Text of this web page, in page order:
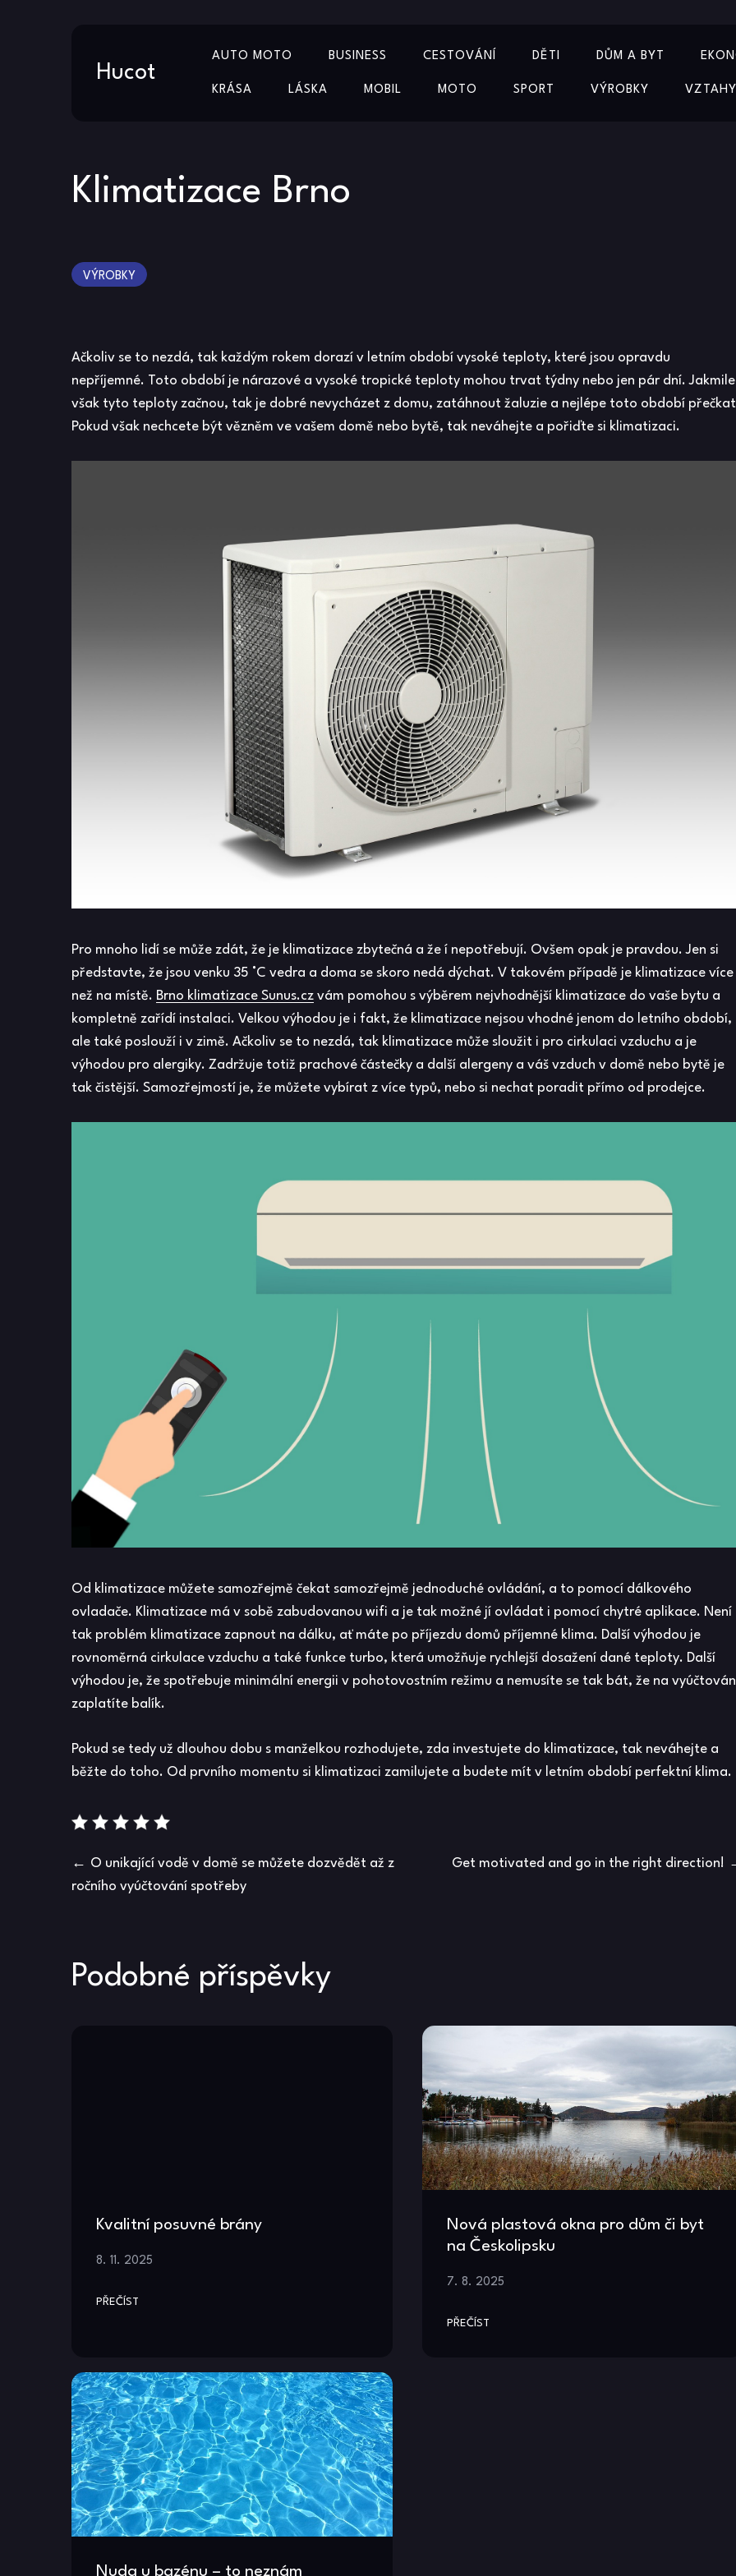
Hucot
AUTO MOTO BUSINESS CESTOVÁNÍ DĚTI DŮM A BYT
KRÁSA LÁSKA MOBIL MOTO SPORT VÝROBKY VZTAHY
Klimatizace Brno
VÝROBKY
Ačkoliv se to nezdá, tak každým rokem dorazí v letním období vysoké teploty, které jsou opravdu
nepříjemné. Toto období je nárazové a vysoké tropické teploty mohou trvat týdny nebo jen pár dní. Jakmile
však tyto teploty začnou, tak je dobré nevycházet z domu, zatáhnout žaluzie a nejlépe toto období
Pokud však nechcete být vězněm ve vašem domě nebo bytě, tak neváhejte a pořiďte si klimatizaci.
Pro mnoho lidí se může zdát, že je klimatizace zbytečná a že í nepotřebují. Ovšem opak je pravdou. Jen si
představte, že jsou venku 35 °C vedra a doma se skoro nedá dýchat. V takovém případě je klimatizace více
než na místě. Brno klimatizace Sunus.cz vám pomohou s výběrem nejvhodnější klimatizace do vaše bytu a
kompletně zařídí instalaci. Velkou výhodou je i fakt, že klimatizace nejsou vhodné jenom do letního období,
ale také poslouží i v zimě. Ačkoliv se to nezdá, tak klimatizace může sloužit i pro cirkulaci vzduchu a je
výhodou pro alergiky. Zadržuje totiž prachové částečky a další alergeny a váš vzduch v domě nebo bytě je
tak čistější. Samozřejmostí je, že můžete vybírat z více typů, nebo si nechat poradit přímo od prodejce.
Od klimatizace můžete samozřejmě čekat samozřejmě jednoduché ovládání, a to pomocí dálkového
ovladače. Klimatizace má v sobě zabudovanou wifi a je tak možné jí ovládat i pomocí chytré aplikace. Není
tak problém klimatizace zapnout na dálku, ať máte po příjezdu domů příjemné klima. Další výhodou je
rovnoměrná cirkulace vzduchu a také funkce turbo, která umožňuje rychlejší dosažení dané teploty. Další
výhodou je, že spotřebuje minimální energii v pohotovostním režimu a nemusíte se tak bát, že na
zaplatíte balík.
Pokud se tedy už dlouhou dobu s manželkou rozhodujete, zda investujete do klimatizace, tak neváhejte a
běžte do toho. Od prvního momentu si klimatizaci zamilujete a budete mít v letním období perfektní klima.
Navigace
O unikající vodě v domě se můžete dozvědět až z
ročního vyúčtování spotřeby
Get motivated and go in the right direction!
Podobné příspěvky
Kvalitní posuvné brány
8. 11. 2025
PŘEČÍST
Nová plastová okna pro dům či byt
na Českolipsku
7. 8. 2025
PŘEČÍST
Nuda u bazénu – to neznám